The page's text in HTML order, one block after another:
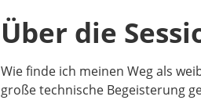
Über die
Wie finde ich meinen Weg als
große technische Begeisterung